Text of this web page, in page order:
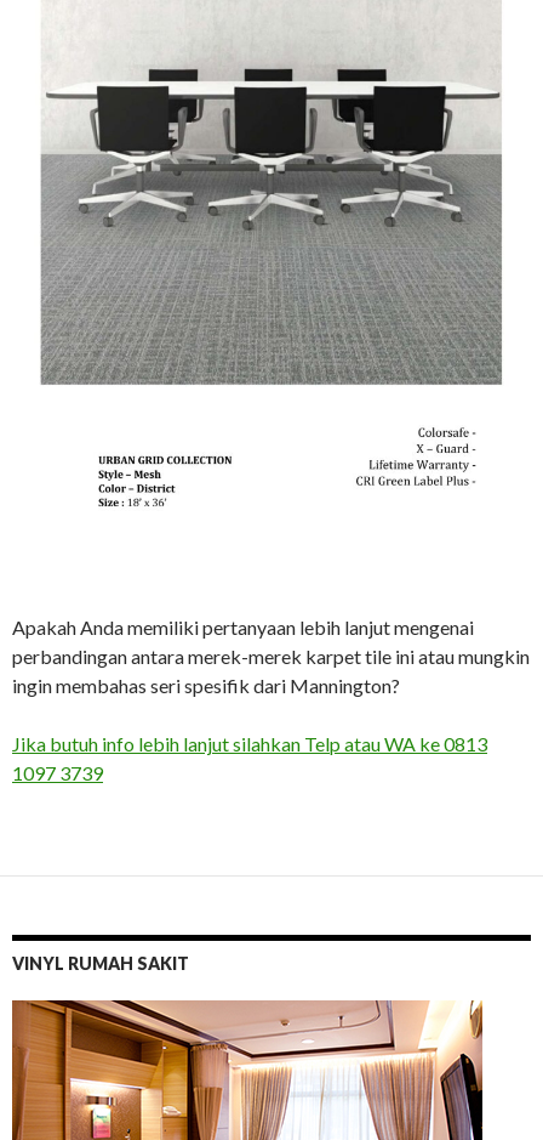
Apakah Anda memiliki pertanyaan lebih lanjut mengenai
perbandingan antara merek-merek karpet tile ini atau mungkin
ingin membahas seri spesifik dari Mannington?
Jika butuh info lebih lanjut silahkan Telp atau WA ke 0813
1097 3739
VINYL RUMAH SAKIT